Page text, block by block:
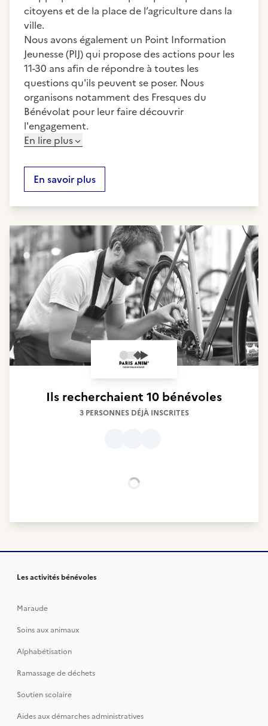
citoyens et de la place de l’agriculture dans la
ville.
Nous avons également un Point Information
Jeunesse (PIJ) qui propose des actions pour les
11-30 ans afin de répondre à toutes les
questions qu'ils peuvent se poser. Nous
organisons notamment des Fresques du
Bénévolat pour leur faire découvrir
l'engagement.
En lire plus
En savoir plus
Ils recherchaient 10 bénévoles
3 PERSONNES DÉJÀ INSCRITES
Les activités bénévoles
Maraude
Soins aux animaux
Alphabétisation
Ramassage de déchets
Soutien scolaire
Aides aux démarches administratives